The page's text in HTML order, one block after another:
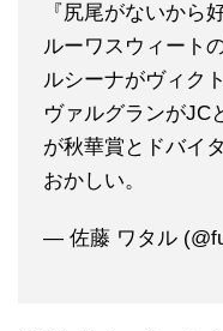
『尻尾がないから
ルーワスウィート
ルシーナがヴィク
ヴァルグランがJC
が秋華賞とドバイ
おかしい。
— 佐藤 ワタル